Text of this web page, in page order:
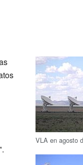
VLA en agosto